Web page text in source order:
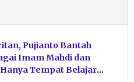
Pujianto Bantah
Imam Mahdi dan
Tempat Belajar